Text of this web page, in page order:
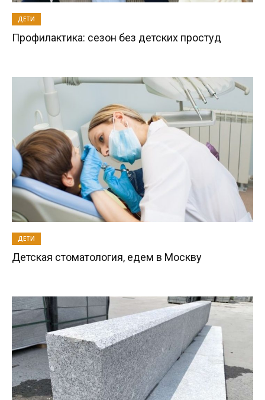
ДЕТИ
Профилактика: сезон без детских простуд
ДЕТИ
Детская стоматология, едем в Москву